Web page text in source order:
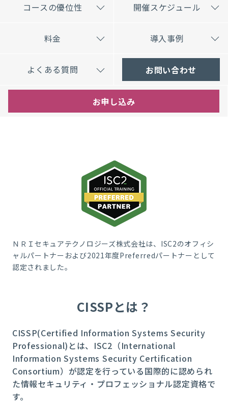
コースの優位性 開催スケジュール
料金 導入事例
よくある質問 お問い合わせ
お申し込み
ＮＲＩセキュアテクノロジーズ株式会社は、ISC2のオフィシ
ャルパートナーおよび2021年度Preferredパートナーとして
認定されました。
CISSPとは？
CISSP(Certified Information Systems Security
Professional)とは、ISC2（International
Information Systems Security Certification
Consortium）が認定を行っている国際的に認められ
た情報セキュリティ・プロフェッショナル認定資格で
す。